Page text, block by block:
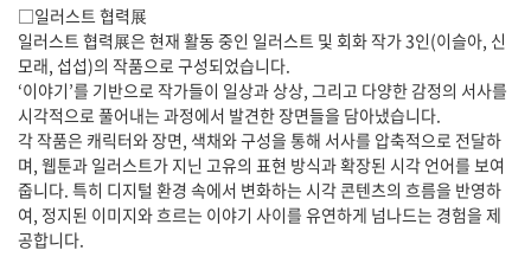
□일러스트 협력展
일러스트 협력展은 현재 활동 중인 일러스트 및 회화 작가 3인(이슬아, 신
모래, 섭섭)의 작품으로 구성되었습니다.
‘이야기’를 기반으로 작가들이 일상과 상상, 그리고 다양한 감정의 서사를
시각적으로 풀어내는 과정에서 발견한 장면들을 담아냈습니다.
각 작품은 캐릭터와 장면, 색채와 구성을 통해 서사를 압축적으로 전달하
며, 웹툰과 일러스트가 지닌 고유의 표현 방식과 확장된 시각 언어를 보여
줍니다. 특히 디지털 환경 속에서 변화하는 시각 콘텐츠의 흐름을 반영하
여, 정지된 이미지와 흐르는 이야기 사이를 유연하게 넘나드는 경험을 제
공합니다.